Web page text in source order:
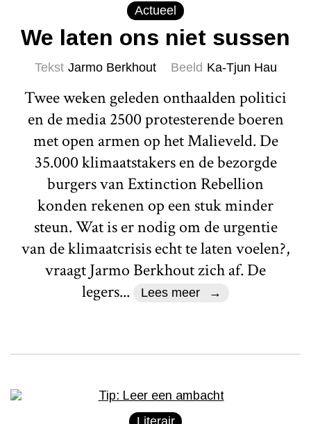
Actueel
We laten ons niet sussen
Tekst Jarmo Berkhout Beeld Ka-Tjun Hau
Twee weken geleden onthaalden politici
en de media 2500 protesterende boeren
met open armen op het Malieveld. De
35.000 klimaatstakers en de bezorgde
burgers van Extinction Rebellion
konden rekenen op een stuk minder
steun. Wat is er nodig om de urgentie
van de klimaatcrisis echt te laten voelen?,
vraagt Jarmo Berkhout zich af. De
legers...
Lees meer
Literair